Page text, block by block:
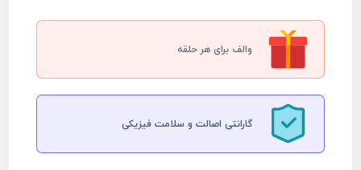
والف برای هر حلقه
گارانتی اصالت و سلامت فیزیکی